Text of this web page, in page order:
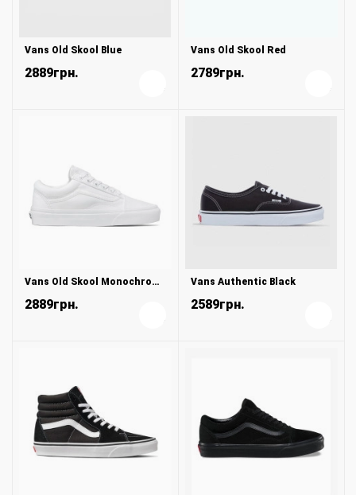
Vans Old Skool Blue
2889грн.
Vans Old Skool Red
2789грн.
Vans Old Skool Monochrome White
2889грн.
Vans Authentic Black
2589грн.